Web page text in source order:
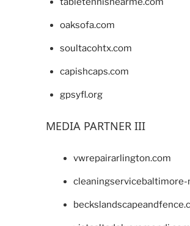
oaksofa.com
soultacohtx.com
capishcaps.com
gpsyfl.org
MEDIA PARTNER III
vwrepairarlington.com
cleaningservicebaltimore-